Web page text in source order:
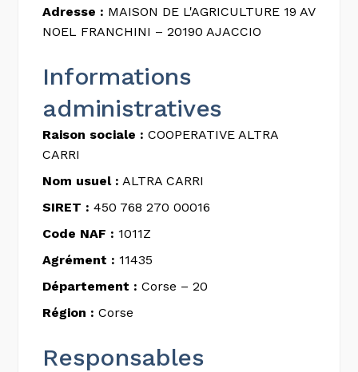
Adresse : MAISON DE L'AGRICULTURE 19 AV
NOEL FRANCHINI – 20190 AJACCIO
Informations
administratives
Raison sociale : COOPERATIVE ALTRA
CARRI
Nom usuel : ALTRA CARRI
SIRET : 450 768 270 00016
Code NAF : 1011Z
Agrément : 11435
Département : Corse – 20
Région : Corse
Responsables